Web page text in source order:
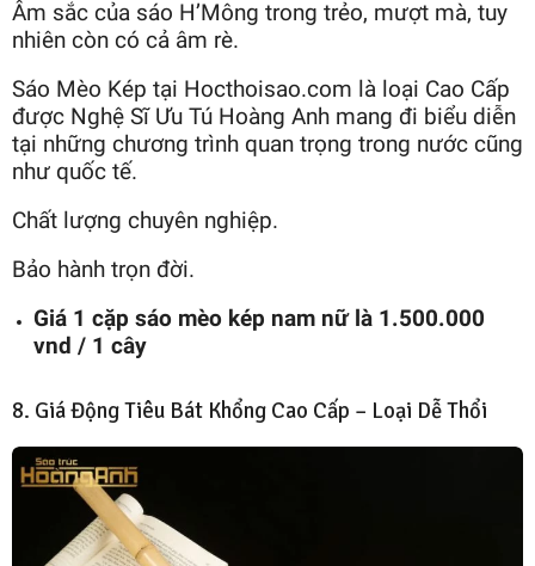
Âm sắc của sáo H’Mông trong trẻo, mượt mà, tuy
nhiên còn có cả âm rè.
Sáo Mèo Kép tại Hocthoisao.com là loại Cao Cấp
được Nghệ Sĩ Ưu Tú Hoàng Anh mang đi biểu diễn
tại những chương trình quan trọng trong nước cũng
như quốc tế.
Chất lượng chuyên nghiệp.
Bảo hành trọn đời.
Giá 1 cặp sáo mèo kép nam nữ là 1.500.000
vnd / 1 cây
8. Giá Động Tiêu Bát Khổng Cao Cấp – Loại Dễ Thổi